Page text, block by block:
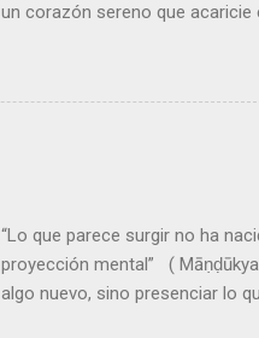
un corazón sereno que
penetrando a lo sagrado Mi
jugando más allá del tiempo y
son avatares y dioses Vídeo-
“Lo que parece surgir no ha
proyección mental” (
algo nuevo, sino presenciar lo